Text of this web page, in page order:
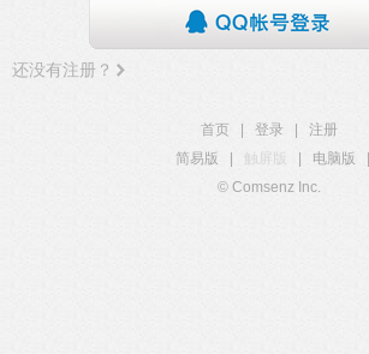
还没有注册？
首页 登录
注册
简易版
触屏版 电脑版
© Comsenz Inc.